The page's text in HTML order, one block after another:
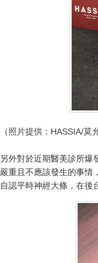
（照片提供：HASSIA/莫
另外對於近期醫美診所爆
嚴重且不應該發生的事情
自認平時神經大條，在後